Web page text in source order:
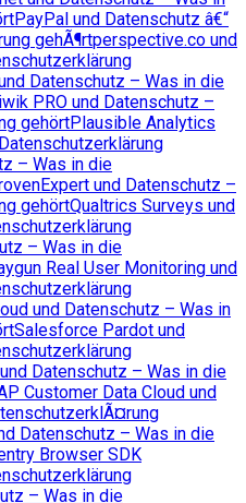
PayPal und Datenschutz â€“
gehÃ¶rtperspective.co und
Datenschutz – Was in die
PRO und Datenschutz –
gehörtPlausible Analytics
– Was in die
und Datenschutz –
gehörtQualtrics Surveys und
– Was in die
Real User Monitoring und
und Datenschutz – Was in
Salesforce Pardot und
Datenschutz – Was in die
Customer Data Cloud und
Datenschutz – Was in die
Browser SDK
– Was in die